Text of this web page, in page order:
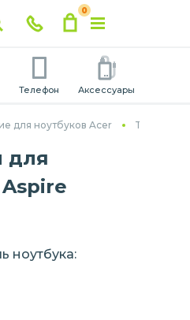
0
Телефон Аксессуары
для ноутбуков Acer
для
ноутбука: